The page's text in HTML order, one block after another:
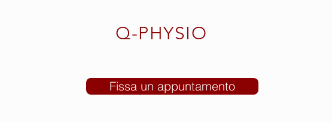
Q-PHYSIO
Fissa un appuntamento